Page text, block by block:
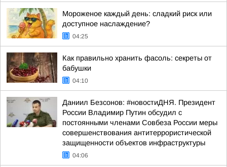
Мороженое каждый день: сладкий риск или
доступное наслаждение?
04:25
Как правильно хранить фасоль: секреты от
бабушки
04:10
Даниил Безсонов: #новостиДНЯ. Президент
России Владимир Путин обсудил с
постоянными членами Совбеза России меры
совершенствования антитеррористической
защищенности объектов инфраструктуры
04:06